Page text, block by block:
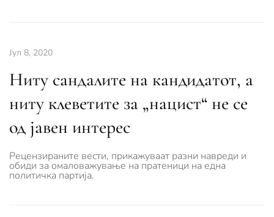
Јул 8, 2020
Ниту сандалите на кандидатот, а
ниту клеветите за „нацист“ не се
од јавен интерес
Рецензираните вести, прикажуваат разни навреди и
обиди за омаловажување на пратеници на една
политичка партија.